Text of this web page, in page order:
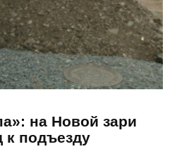
на Новой зари
к подъезду